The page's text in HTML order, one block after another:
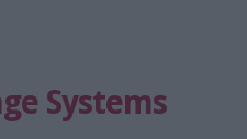
Systems